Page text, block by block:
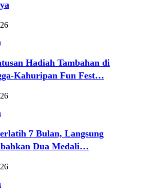
Hadiah Tambahan di
Kahuripan Fun Fest…
7 Bulan, Langsung
Dua Medali…